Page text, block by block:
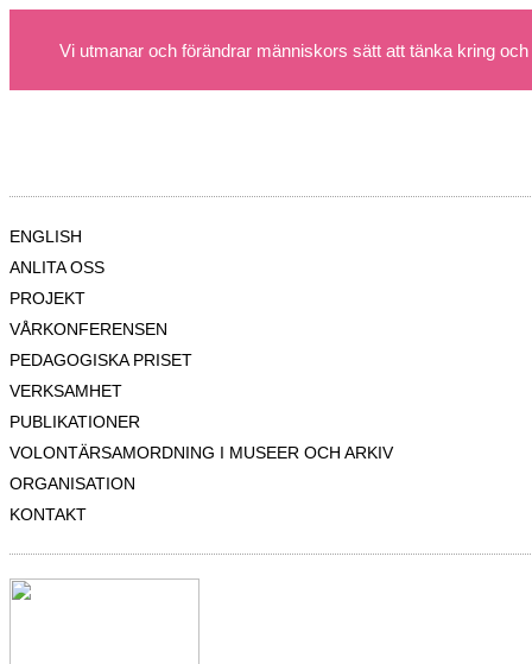
Vi utmanar och förändrar människors sätt att tänka kring
ENGLISH
ANLITA OSS
PROJEKT
VÅRKONFERENSEN
PEDAGOGISKA PRISET
VERKSAMHET
PUBLIKATIONER
VOLONTÄRSAMORDNING I MUSEER OCH ARKIV
ORGANISATION
KONTAKT